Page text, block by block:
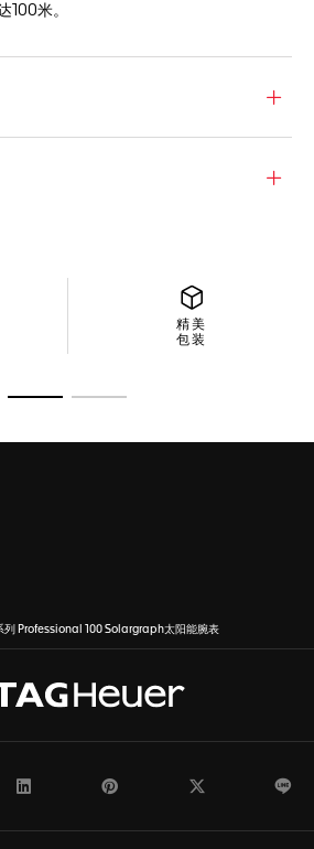
100米。
精美
包装
列 Professional 100 Solargraph太阳能腕表
Pinterest